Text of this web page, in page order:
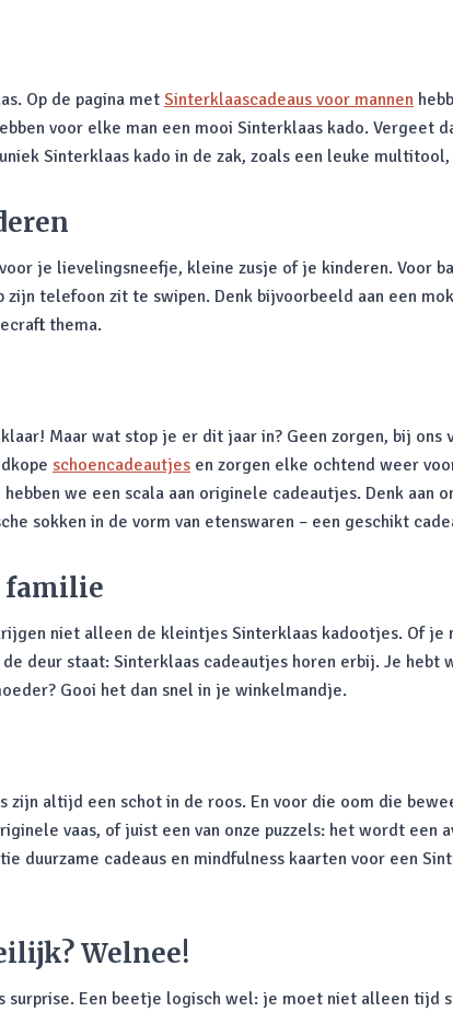
Op de pagina met Sinterklaascadeaus voor mannen
voor elke man een mooi Sinterklaas kado.
Sinterklaas kado in de zak, zoals een leuke
je lievelingsneefje, kleine zusje of je kinderen. Voor
telefoon zit te swipen. Denk bijvoorbeeld aan een
thema.
Maar wat stop je er dit jaar in? Geen zorgen, bij
schoencadeautjes en zorgen elke ochtend weer
we een scala aan originele cadeautjes. Denk
sokken in de vorm van etenswaren – een geschikt
familie
niet alleen de kleintjes Sinterklaas kadootjes. Of je
deur staat: Sinterklaas cadeautjes horen erbij. Je
Gooi het dan snel in je winkelmandje.
zijn altijd een schot in de roos. En voor die oom die
vaas, of juist een van onze puzzels: het wordt
duurzame cadeaus en mindfulness kaarten voor een
Welnee!
surprise. Een beetje logisch wel: je moet niet alleen